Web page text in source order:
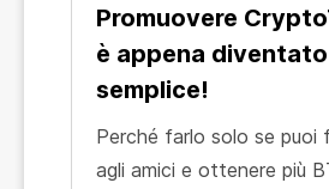
Promuovere
è appena
semplice!
Perché farlo solo se puoi
agli amici e ottenere più